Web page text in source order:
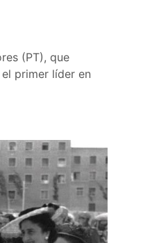
(PT), que
primer líder en